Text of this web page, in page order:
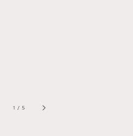
1 /de
5